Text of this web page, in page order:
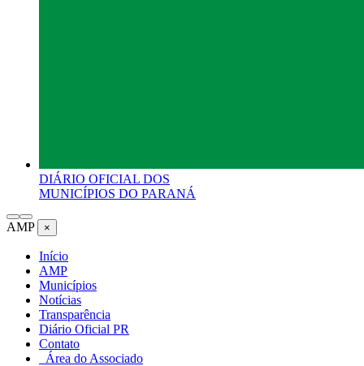
DIÁRIO OFICIAL DOS
MUNICÍPIOS DO PARANÁ
AMP ×
Início
AMP
Municípios
Notícias
Transparência
Diário Oficial PR
Contato
Área do Associado